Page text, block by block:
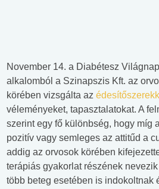
November 14. a Diabétesz
alkalomból a Szinapszis Kft. az
körében vizsgálta az
véleményeket, tapasztalatokat. A
szerint egy fő különbség, hogy míg
pozitív vagy semleges az attitűd a
addig az orvosok körében
terápiás gyakorlat részének
több beteg esetében is indokoltnak